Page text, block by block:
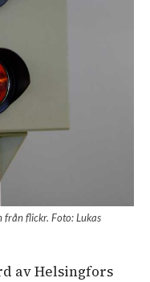
från flickr. Foto: Lukas
av Helsingfors